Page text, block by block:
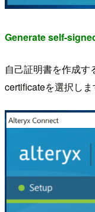
Generate self-
自己証明書を作成す
certificateを選択しま